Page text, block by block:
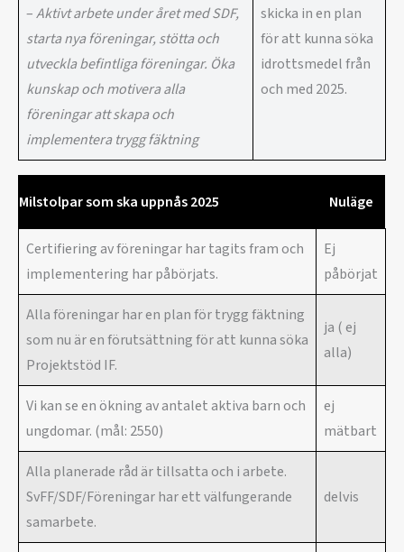
–Aktivt arbete under året med SDF,
starta nya föreningar, stötta och
utveckla befintliga föreningar. Öka
kunskap och motivera alla
föreningar att skapa och
implementera trygg fäktning
skicka in en plan
för att kunna söka
idrottsmedel från
och med 2025.
Milstolpar som ska uppnås 2025 Nuläge
Certifiering av föreningar har tagits fram och
implementering har påbörjats.
Ej
påbörjat
Alla föreningar har en plan för trygg fäktning
som nu är en förutsättning för att kunna söka
Projektstöd IF.
ja ( ej
alla)
Vi kan se en ökning av antalet aktiva barn och
ungdomar. (mål: 2550)
ej
mätbart
Alla planerade råd är tillsatta och i arbete.
SvFF/SDF/Föreningar har ett välfungerande
samarbete.
delvis